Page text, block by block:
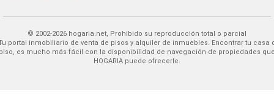
© 2002-2026 hogaria.net, Prohibido su reproducción total o parcial
Encontrar tu casa o
es mucho más fácil con la disponibilidad de navegación de propiedades
HOGARIA puede ofrecerle.